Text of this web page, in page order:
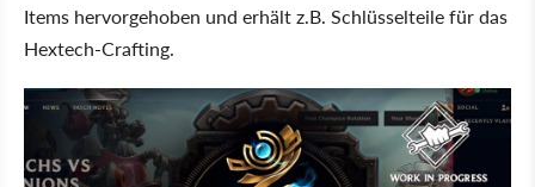
Items hervorgehoben und erhält z.B. Schlüsselteile für das
Hextech-Crafting.